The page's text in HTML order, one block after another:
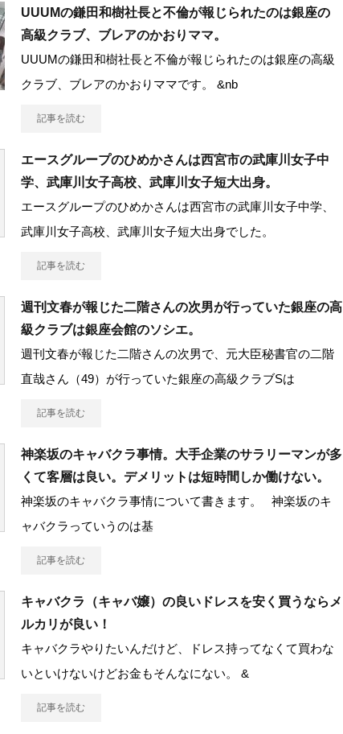
UUUMの鎌田和樹社長と不倫が報じられたのは銀座の
高級クラブ、ブレアのかおりママ。
UUUMの鎌田和樹社長と不倫が報じられたのは銀座の高級
クラブ、ブレアのかおりママです。 &nb
記事を読む
エースグループのひめかさんは西宮市の武庫川女子中
学、武庫川女子高校、武庫川女子短大出身。
エースグループのひめかさんは西宮市の武庫川女子中学、
武庫川女子高校、武庫川女子短大出身でした。
記事を読む
週刊文春が報じた二階さんの次男が行っていた銀座の高
級クラブは銀座会館のソシエ。
週刊文春が報じた二階さんの次男で、元大臣秘書官の二階
直哉さん（49）が行っていた銀座の高級クラブSは
記事を読む
神楽坂のキャバクラ事情。大手企業のサラリーマンが多
くて客層は良い。デメリットは短時間しか働けない。
神楽坂のキャバクラ事情について書きます。 神楽坂のキ
ャバクラっていうのは基
記事を読む
キャバクラ（キャバ嬢）の良いドレスを安く買うならメ
ルカリが良い！
キャバクラやりたいんだけど、ドレス持ってなくて買わな
いといけないけどお金もそんなにない。 &
記事を読む